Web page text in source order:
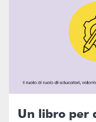
Un libro per